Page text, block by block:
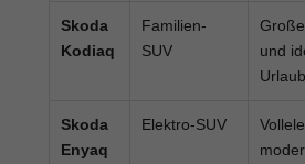
Skoda
Kodiaq
Familien-
SUV
und
Skoda
Enyaq
Elektro-SUV